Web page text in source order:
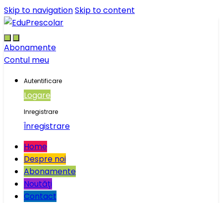
Skip to navigationSkip to content
Abonamente
Contul meu
Autentificare
Logare
Inregistrare
Înregistrare
Home
Despre noi
Abonamente
Noutăţi
Contact